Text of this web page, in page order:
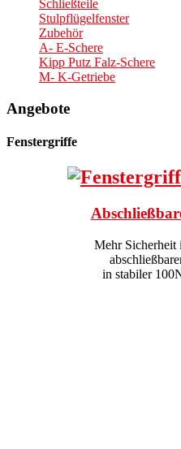
Schließteile
Stulpflügelfenster
Zubehör
A- E-Schere
Kipp Putz Falz-Schere
M- K-Getriebe
Angebote
Fenstergriffe
Mehr Sicherheit
in stabiler